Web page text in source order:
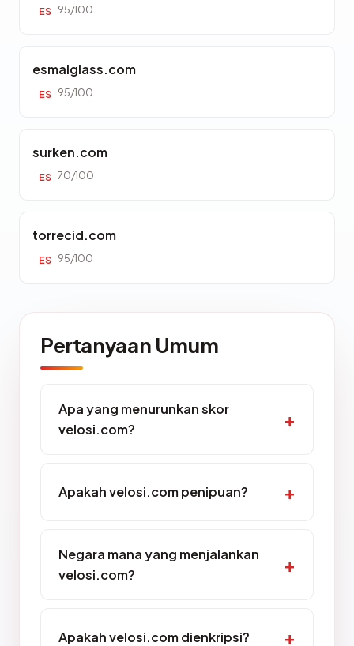
ES 95/100
esmalglass.com
ES 95/100
surken.com
ES 70/100
torrecid.com
ES 95/100
Pertanyaan Umum
Apa yang menurunkan skor
velosi.com?
Apakah velosi.com penipuan?
Negara mana yang menjalankan
velosi.com?
Apakah velosi.com dienkripsi?